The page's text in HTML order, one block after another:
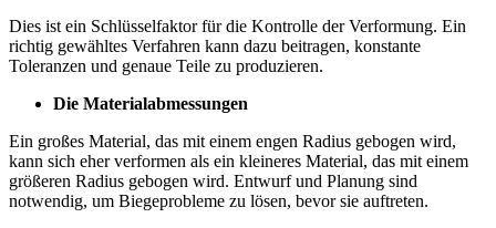
Dies ist ein Schlüsselfaktor für die Kontrolle der Verformung. Ein
richtig gewähltes Verfahren kann dazu beitragen, konstante
Toleranzen und genaue Teile zu produzieren.
Die Materialabmessungen
Ein großes Material, das mit einem engen Radius gebogen wird,
kann sich eher verformen als ein kleineres Material, das mit einem
größeren Radius gebogen wird. Entwurf und Planung sind
notwendig, um Biegeprobleme zu lösen, bevor sie auftreten.